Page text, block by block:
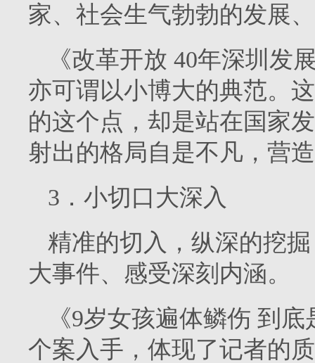
家、社会生气勃勃的发展
《改革开放 40年深圳发
亦可谓以小博大的典范。
的这个点，却是站在国家
射出的格局自是不凡，营
3．小切口大深入
精准的切入，纵深的挖
大事件、感受深刻内涵。
《9岁女孩遍体鳞伤 到
个案入手，体现了记者的